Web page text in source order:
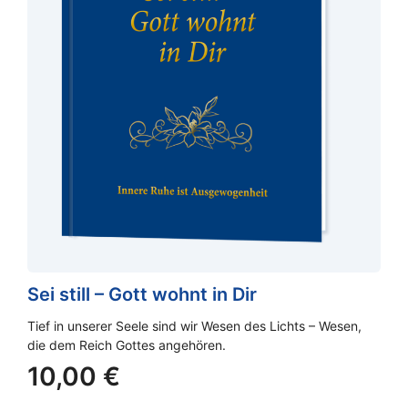
Sei still – Gott wohnt in Dir
Tief in unserer Seele sind wir Wesen des Lichts – Wesen,
die dem Reich Gottes angehören.
10,00 €